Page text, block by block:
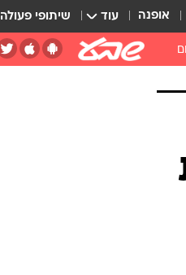
אופנה עוד שיתופי פעולה